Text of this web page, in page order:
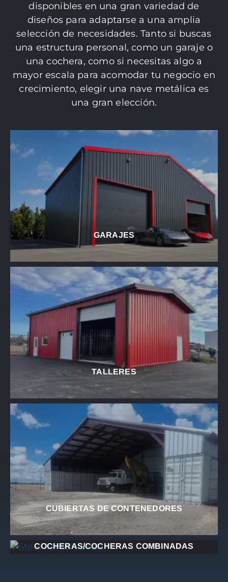
disponibles en una gran variedad de
diseños para adaptarse a una amplia
selección de necesidades. Tanto si buscas
una estructura personal, como un garaje o
una cochera, como si necesitas algo a
mayor escala para acomodar tu negocio en
crecimiento, elegir una nave metálica es
una gran elección.
GARAJES
TALLERES
CUBIERTAS DE CONTENEDORES
COCHERAS/COCHERAS COMBINADAS